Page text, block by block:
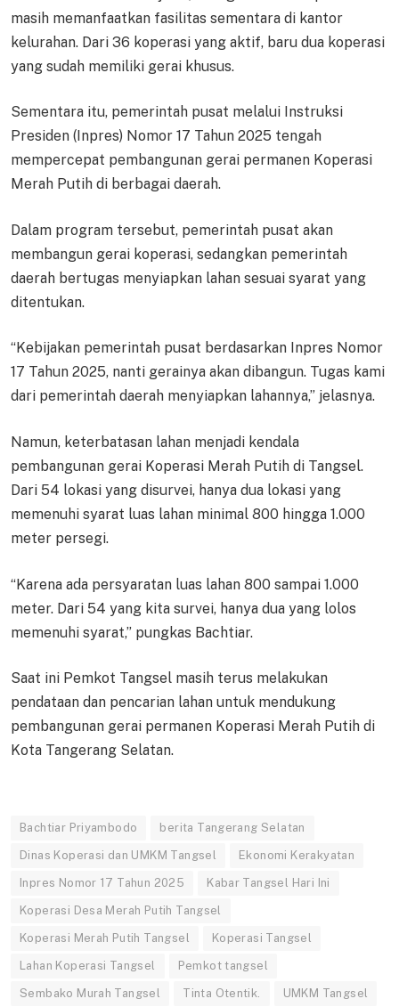
masih memanfaatkan fasilitas sementara di kantor
kelurahan. Dari 36 koperasi yang aktif, baru dua koperasi
yang sudah memiliki gerai khusus.
Sementara itu, pemerintah pusat melalui Instruksi
Presiden (Inpres) Nomor 17 Tahun 2025 tengah
mempercepat pembangunan gerai permanen Koperasi
Merah Putih di berbagai daerah.
Dalam program tersebut, pemerintah pusat akan
membangun gerai koperasi, sedangkan pemerintah
daerah bertugas menyiapkan lahan sesuai syarat yang
ditentukan.
“Kebijakan pemerintah pusat berdasarkan Inpres Nomor
17 Tahun 2025, nanti gerainya akan dibangun. Tugas kami
dari pemerintah daerah menyiapkan lahannya,” jelasnya.
Namun, keterbatasan lahan menjadi kendala
pembangunan gerai Koperasi Merah Putih di Tangsel.
Dari 54 lokasi yang disurvei, hanya dua lokasi yang
memenuhi syarat luas lahan minimal 800 hingga 1.000
meter persegi.
“Karena ada persyaratan luas lahan 800 sampai 1.000
meter. Dari 54 yang kita survei, hanya dua yang lolos
memenuhi syarat,” pungkas Bachtiar.
Saat ini Pemkot Tangsel masih terus melakukan
pendataan dan pencarian lahan untuk mendukung
pembangunan gerai permanen Koperasi Merah Putih di
Kota Tangerang Selatan.
Bachtiar Priyambodo berita Tangerang Selatan
Dinas Koperasi dan UMKM Tangsel Ekonomi Kerakyatan
Inpres Nomor 17 Tahun 2025 Kabar Tangsel Hari Ini
Koperasi Desa Merah Putih Tangsel
Koperasi Merah Putih Tangsel Koperasi Tangsel
Lahan Koperasi Tangsel Pemkot tangsel
Sembako Murah Tangsel Tinta Otentik. UMKM Tangsel